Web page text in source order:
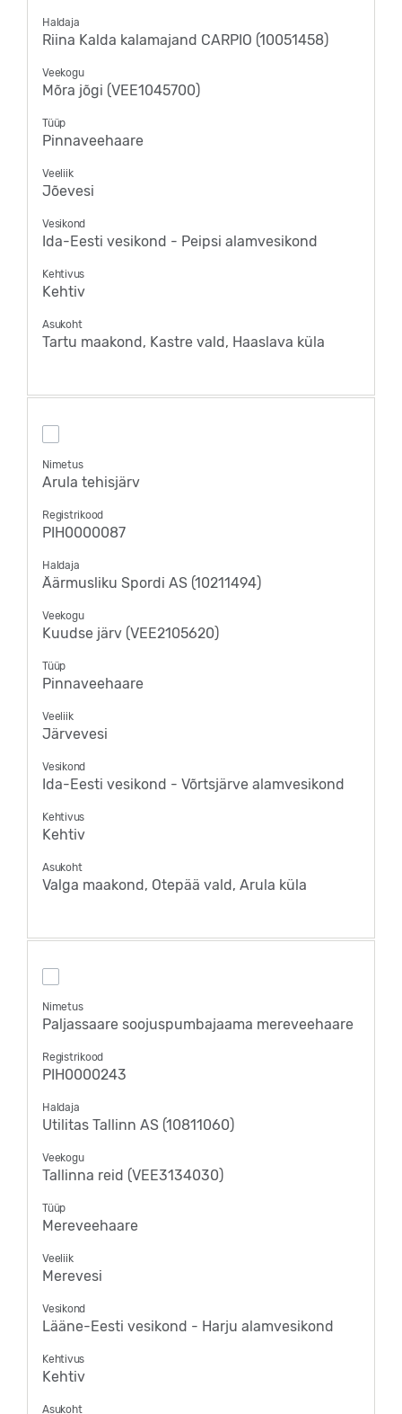
Haldaja
Riina Kalda kalamajand CARPIO (10051458)
Veekogu
Mõra jõgi (VEE1045700)
Tüüp
Pinnaveehaare
Veeliik
Jõevesi
Vesikond
Ida-Eesti vesikond - Peipsi alamvesikond
Kehtivus
Kehtiv
Asukoht
Tartu maakond, Kastre vald, Haaslava küla
Nimetus
Arula tehisjärv
Registrikood
PIH0000087
Haldaja
Äärmusliku Spordi AS (10211494)
Veekogu
Kuudse järv (VEE2105620)
Tüüp
Pinnaveehaare
Veeliik
Järvevesi
Vesikond
Ida-Eesti vesikond - Võrtsjärve alamvesikond
Kehtivus
Kehtiv
Asukoht
Valga maakond, Otepää vald, Arula küla
Nimetus
Paljassaare soojuspumbajaama mereveehaare
Registrikood
PIH0000243
Haldaja
Utilitas Tallinn AS (10811060)
Veekogu
Tallinna reid (VEE3134030)
Tüüp
Mereveehaare
Veeliik
Merevesi
Vesikond
Lääne-Eesti vesikond - Harju alamvesikond
Kehtivus
Kehtiv
Asukoht